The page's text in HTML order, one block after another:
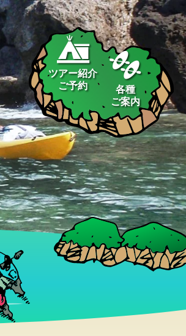
ツアー紹介
ご予約
各種
ご案内